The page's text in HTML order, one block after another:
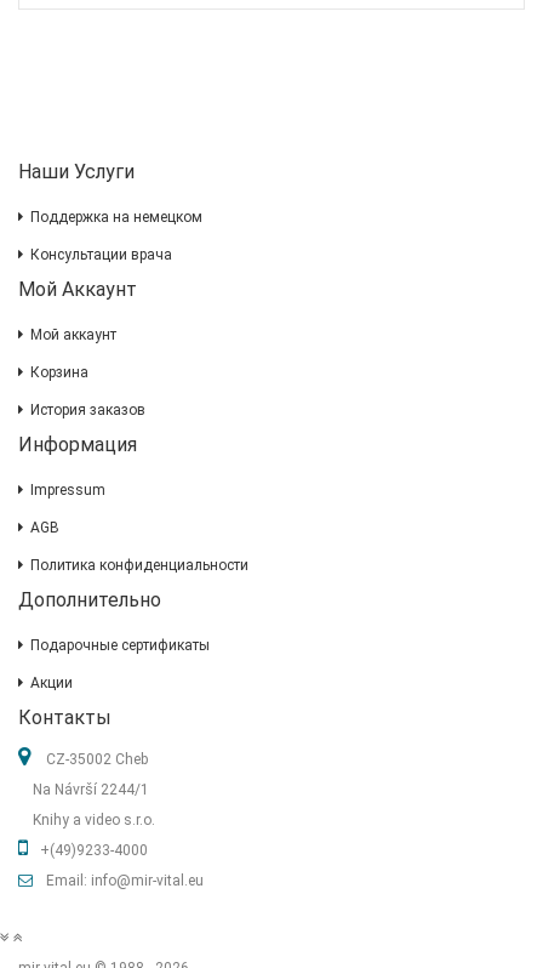
Наши Услуги
Поддержка на немецком
Консультации врача
Мой Аккаунт
Мой аккаунт
Корзина
История заказов
Информация
Impressum
AGB
Политика конфиденциальности
Дополнительно
Подарочные сертификаты
Акции
Контакты
CZ-35002 Cheb
Na Návrší 2244/1
Knihy a video s.r.o.
+(49)9233-4000
Email: info@mir-vital.eu